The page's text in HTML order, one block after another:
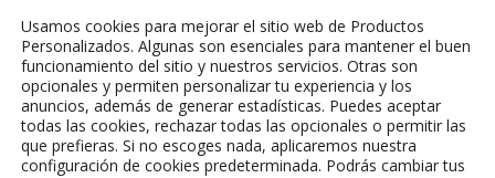
Usamos cookies para mejorar el sitio web de Productos
Personalizados. Algunas son esenciales para mantener el buen
funcionamiento del sitio y nuestros servicios. Otras son
opcionales y permiten personalizar tu experiencia y los
anuncios, además de generar estadísticas. Puedes aceptar
todas las cookies, rechazar todas las opcionales o permitir las
que prefieras. Si no escoges nada, aplicaremos nuestra
configuración de cookies predeterminada. Podrás cambiar tus